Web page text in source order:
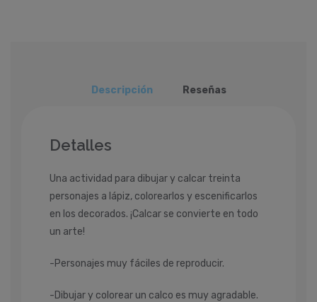
Descripción Reseñas
Detalles
Una actividad para dibujar y calcar treinta
personajes a lápiz, colorearlos y escenificarlos
en los decorados. ¡Calcar se convierte en todo
un arte!
-Personajes muy fáciles de reproducir.
-Dibujar y colorear un calco es muy agradable.